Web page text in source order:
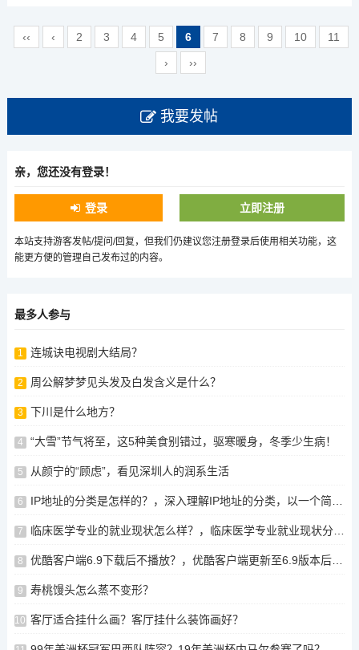
‹‹ ‹ 2 3 4 5 6 7 8 9 10
11
›
››
我要发帖
亲，您还没有登录！
登录 立即注册
本站支持游客发帖/提问/回复，但我们仍建议您注册登录后使用相关功能，这
能更方便的管理自己发布过的内容。
最多人参与
1 连城诀电视剧大结局？
2 周公解梦梦见头发及白发含义是什么？
3 下川是什么地方？
4 “大雪”节气将至，这5种美食别错过，驱寒暖身，冬季少生病！
5 从颜宁的“顾虑”，看见深圳人的润系生活
6 IP地址的分类是怎样的？，深入理解IP地址的分类，以一个简单的例子为基础
7 临床医学专业的就业现状怎么样？，临床医学专业就业现状分析，临床医学专业就业现状及前景分析
8 优酷客户端6.9下载后不播放？，优酷客户端更新至6.9版本后出现无法播放问题？解决方案分享
9 寿桃馒头怎么蒸不变形？
10 客厅适合挂什么画？客厅挂什么装饰画好？